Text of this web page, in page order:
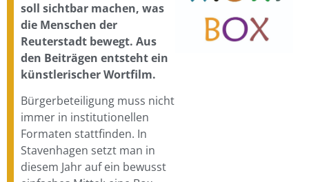
soll sichtbar machen, was
die Menschen der
Reuterstadt bewegt. Aus
den Beiträgen entsteht ein
künstlerischer Wortfilm.
Bürgerbeteiligung muss nicht
immer in institutionellen
Formaten stattfinden. In
Stavenhagen setzt man in
diesem Jahr auf ein bewusst